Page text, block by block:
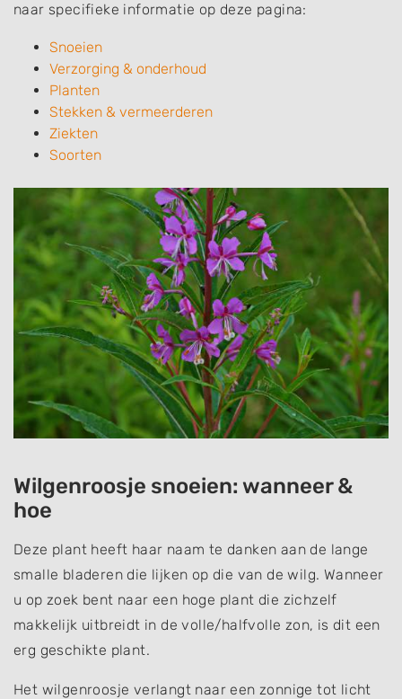
naar specifieke informatie op deze pagina:
Snoeien
Verzorging & onderhoud
Planten
Stekken & vermeerderen
Ziekten
Soorten
Wilgenroosje snoeien: wanneer &
hoe
Deze plant heeft haar naam te danken aan de lange
smalle bladeren die lijken op die van de wilg. Wanneer
u op zoek bent naar een hoge plant die zichzelf
makkelijk uitbreidt in de volle/halfvolle zon, is dit een
erg geschikte plant.
Het wilgenroosje verlangt naar een zonnige tot licht